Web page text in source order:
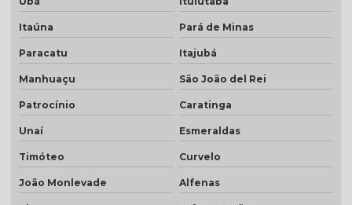
Telha romana natural
Telha romana preço m2
Telha romana resinada
Telha selote
Telha transparente americana
Telhas ceramica porcelanato
Itaúna Pará de Minas
Paracatu Itajubá
Manhuaçu São João del Rei
Patrocínio Caratinga
Unaí Esmeraldas
Timóteo Curvelo
João Monlevade Alfenas